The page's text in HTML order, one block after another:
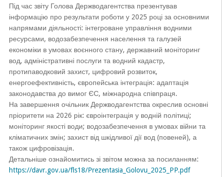
Під час звіту Голова Держводагентства презентував
інформацію про результати роботи у 2025 році за основними
напрямами діяльності: інтегроване управління водними
ресурсами, водозабезпечення населення та галузей
економіки в умовах воєнного стану, державний моніторинг
вод, адміністративні послуги та водний кадастр,
протипаводковий захист, цифровий розвиток,
енергоефективність, європейська інтеграція: адаптація
законодавства до вимог ЄС, міжнародна співпраця.
На завершення очільник Держводагентства окреслив основні
пріоритети на 2026 рік: євроінтеграція у водній політиці;
моніторинг якості води; водозабезпечення в умовах війни та
кліматичних змін; захист від шкідливої дії вод (повеней), а
також цифровізація.
Детальніше ознайомитись зі звітом можна за посиланням:
https://davr.gov.ua/fls18/Prezentasia_Golovu_2025_PP.pdf